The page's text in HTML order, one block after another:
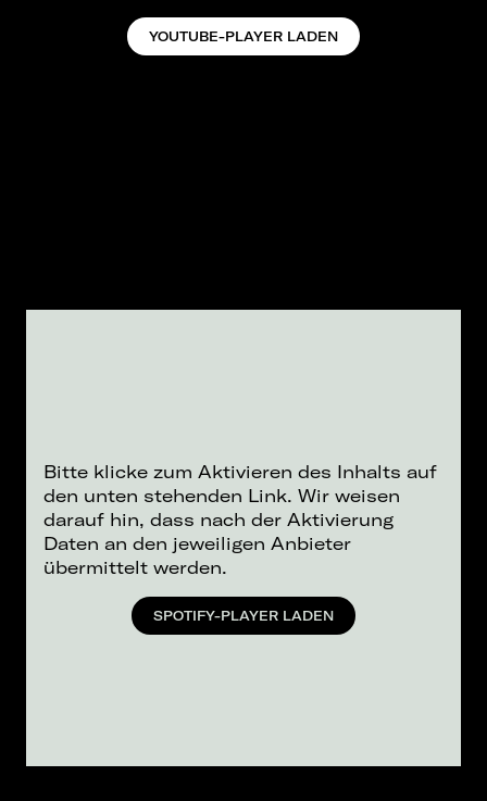
YOUTUBE-PLAYER LADEN
Bitte klicke zum Aktivieren des Inhalts auf
den unten stehenden Link. Wir weisen
darauf hin, dass nach der Aktivierung
Daten an den jeweiligen Anbieter
übermittelt werden.
SPOTIFY-PLAYER LADEN